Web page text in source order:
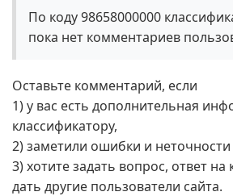
По коду 98658000000
пока нет комментариев
Оставьте комментарий, если
1) у вас есть дополнительная
классификатору,
2) заметили ошибки и неточности
3) хотите задать вопрос, ответ
дать другие пользователи сайта.